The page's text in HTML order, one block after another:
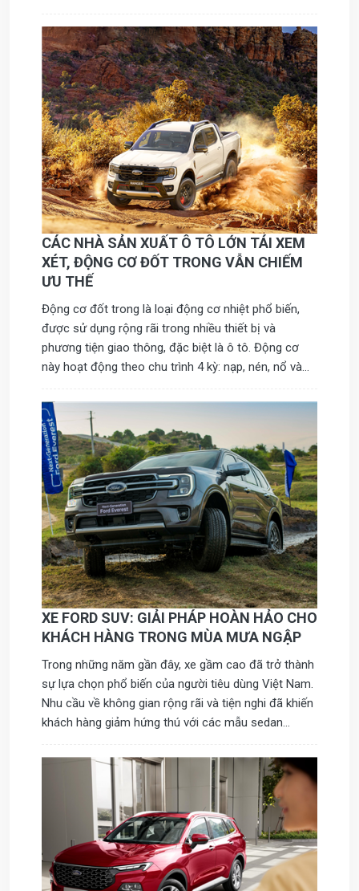
tại thị trường Việt Nam.
CÁC NHÀ SẢN XUẤT Ô TÔ LỚN TÁI XEM
XÉT, ĐỘNG CƠ ĐỐT TRONG VẪN CHIẾM
ƯU THẾ
Động cơ đốt trong là loại động cơ nhiệt phổ biến,
được sử dụng rộng rãi trong nhiều thiết bị và
phương tiện giao thông, đặc biệt là ô tô. Động cơ
này hoạt động theo chu trình 4 kỳ: nạp, nén, nổ và
XE FORD SUV: GIẢI PHÁP HOÀN HẢO CHO
KHÁCH HÀNG TRONG MÙA MƯA NGẬP
Trong những năm gần đây, xe gầm cao đã trở thành
sự lựa chọn phổ biến của người tiêu dùng Việt Nam.
Nhu cầu về không gian rộng rãi và tiện nghi đã khiến
khách hàng giảm hứng thú với các mẫu sedan
ứng hoàn hảo trong mùa mưa lũ, mang đến giải
pháp di chuyển an toàn và thoải mái.